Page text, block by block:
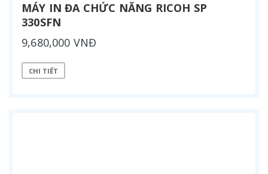
MÁY IN ĐA CHỨC NĂNG RICOH SP
330SFN
9,680,000 VNĐ
CHI TIẾT